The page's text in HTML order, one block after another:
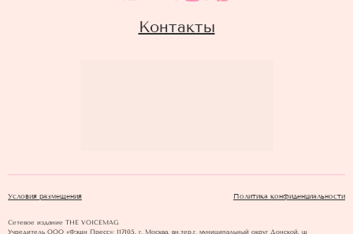
Контакты
Условия размещения Политика конфиденциальности
Сетевое издание THE VOICEMAG
Учредитель ООО «Фэшн Пресс»: 117105, г. Москва, вн.тер.г. муниципальный округ Донской, ш